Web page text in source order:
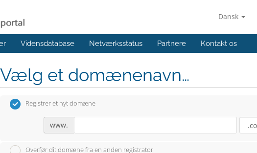
Dansk
Vidensdatabase Netværksstatus Partnere Kontakt os
Vælg et domænenavn…
Registrer et nyt domæne
www.
Overfør dit domæne fra en anden registrator